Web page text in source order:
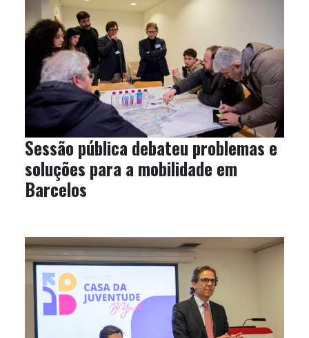
Sessão pública debateu problemas e
soluções para a mobilidade em
Barcelos